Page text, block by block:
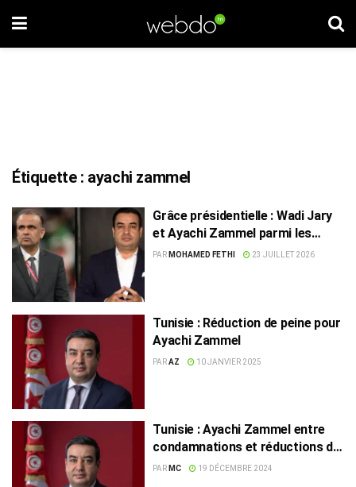
Étiquette : ayachi zammel
Grâce présidentielle : Wadi Jary
et Ayachi Zammel parmi les
détenus libérés
PAR MOHAMED FETHI 23 JUILLET 2026
Tunisie : Réduction de peine pour
Ayachi Zammel
PARAZ 10 JANVIER 2025
Tunisie : Ayachi Zammel entre
condamnations et réductions de
peine
PAR MC 19 DÉCEMBRE 2024